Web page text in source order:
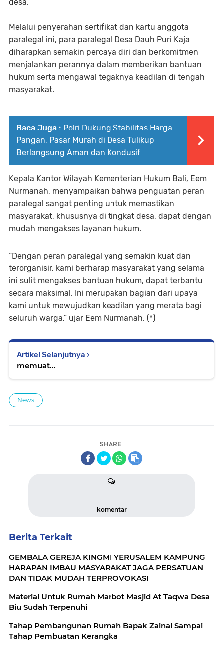
desa.
Melalui penyerahan sertifikat dan kartu anggota
paralegal ini, para paralegal Desa Dauh Puri Kaja
diharapkan semakin percaya diri dan berkomitmen
menjalankan perannya dalam memberikan bantuan
hukum serta mengawal tegaknya keadilan di tengah
masyarakat.
Baca Juga : Polri Dukung Stabilitas Harga
Pangan, Pasar Murah di Desa Tulikup
Berlangsung Aman dan Kondusif
Kepala Kantor Wilayah Kementerian Hukum Bali, Eem
Nurmanah, menyampaikan bahwa penguatan peran
paralegal sangat penting untuk memastikan
masyarakat, khususnya di tingkat desa, dapat dengan
mudah mengakses layanan hukum.
“Dengan peran paralegal yang semakin kuat dan
terorganisir, kami berharap masyarakat yang selama
ini sulit mengakses bantuan hukum, dapat terbantu
secara maksimal. Ini merupakan bagian dari upaya
kami untuk mewujudkan keadilan yang merata bagi
seluruh warga,” ujar Eem Nurmanah. (*)
Artikel Selanjutnya
memuat...
News
SHARE
komentar
Berita Terkait
GEMBALA GEREJA KINGMI YERUSALEM KAMPUNG
HARAPAN IMBAU MASYARAKAT JAGA PERSATUAN
DAN TIDAK MUDAH TERPROVOKASI
Material Untuk Rumah Marbot Masjid At Taqwa Desa
Biu Sudah Terpenuhi
Tahap Pembangunan Rumah Bapak Zainal Sampai
Tahap Pembuatan Kerangka